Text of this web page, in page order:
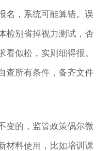
，系统可能算错。误
别省掉视力测试，否
看似松，实则细得很。
查所有条件，备齐文件
变的，监管政策偶尔微
材料使用，比如培训课